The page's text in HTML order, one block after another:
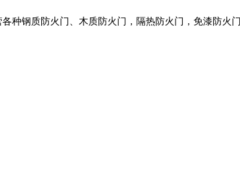
种钢质防火门、木质防火门，隔热防火门，免漆防